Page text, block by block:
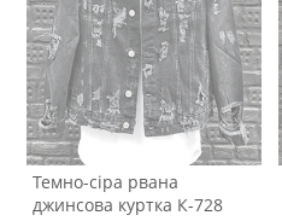
Темно-сіра рвана
джинсова куртка К-728